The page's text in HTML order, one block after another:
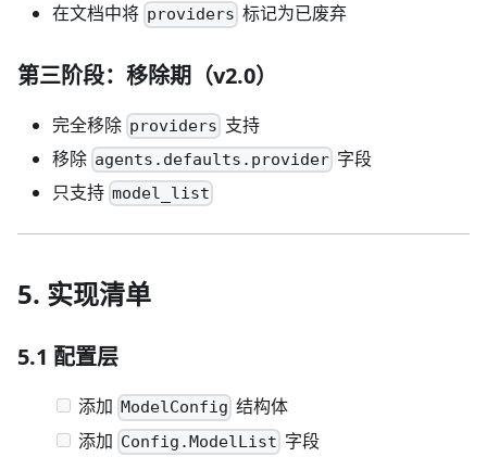
在文档中将 providers 标记为已废弃
第三阶段：移除期（v2.0）
完全移除 providers 支持
移除 agents.defaults.provider 字段
只支持 model_list
5. 实现清单
5.1 配置层
添加 ModelConfig 结构体
添加 Config.ModelList 字段